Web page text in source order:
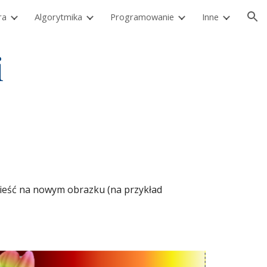
Algorytmika Programowanie Inne
na nowym obrazku (na przykład